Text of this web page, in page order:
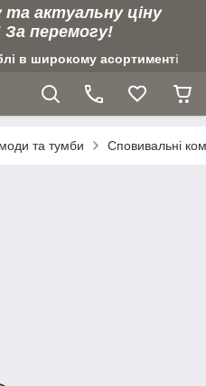
актуальну ціну
перемогу!
в широкому асортименті
та тумби Сповивальні